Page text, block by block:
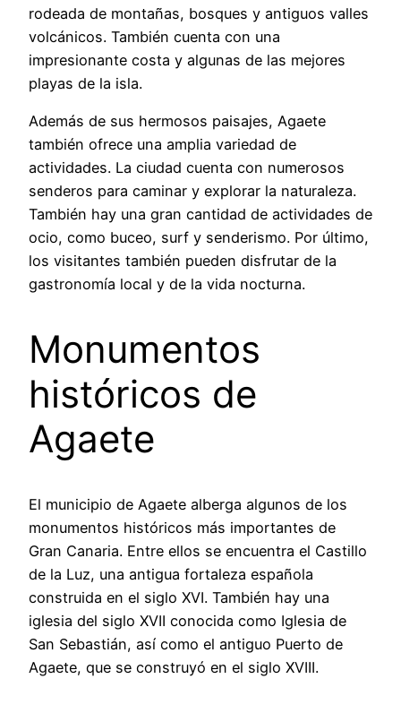
rodeada de montañas, bosques y antiguos valles
volcánicos. También cuenta con una
impresionante costa y algunas de las mejores
playas de la isla.
Además de sus hermosos paisajes, Agaete
también ofrece una amplia variedad de
actividades. La ciudad cuenta con numerosos
senderos para caminar y explorar la naturaleza.
También hay una gran cantidad de actividades de
ocio, como buceo, surf y senderismo. Por último,
los visitantes también pueden disfrutar de la
gastronomía local y de la vida nocturna.
Monumentos
históricos de
Agaete
El municipio de Agaete alberga algunos de los
monumentos históricos más importantes de
Gran Canaria. Entre ellos se encuentra el Castillo
de la Luz, una antigua fortaleza española
construida en el siglo XVI. También hay una
iglesia del siglo XVII conocida como Iglesia de
San Sebastián, así como el antiguo Puerto de
Agaete, que se construyó en el siglo XVIII.